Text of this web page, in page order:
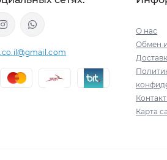
О нас
Обмен
Карта